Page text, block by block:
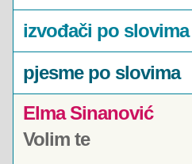
izvođači po slovima
pjesme po slovima
Elma Sinanović
Volim te